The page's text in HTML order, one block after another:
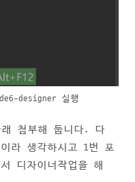
designer 실행
첨부해 둡니다. 다
라 생각하시고 1번 포
디자이너작업을 해